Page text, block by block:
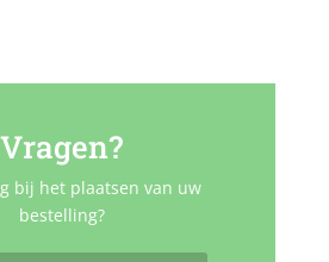
Vragen?
bij het plaatsen van uw
bestelling?